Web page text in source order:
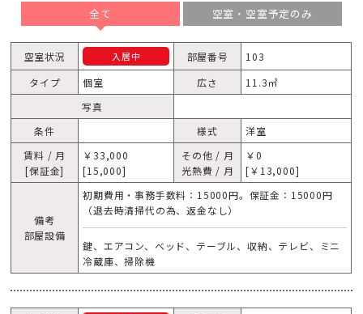
全て 空室・空室予定のみ
空室状況 入居中 部屋番号
103
タイプ
個室 広さ
11.3㎥
写真
条件
様式
洋室
賃料 / 月
[保証金]
￥33,000
[15,000]
その他 / 月
光熱費 / 月
￥0
[￥13,000]
備考
部屋設備
初期費用・事務手数料：15000円。保証金：15000円
（退去時清掃代の為、返金なし）
鍵、エアコン、ベッド、テーブル、収納、テレビ、ミニ
冷蔵庫、掃除機